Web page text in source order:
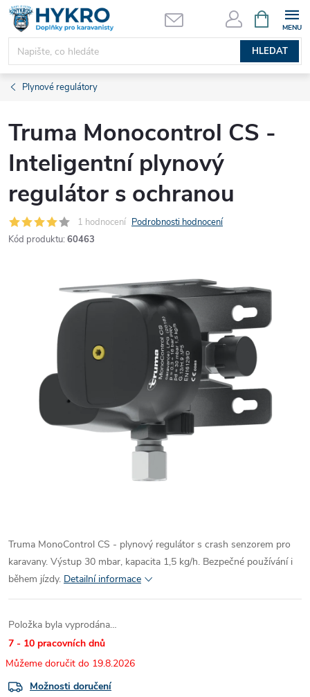
Přejít
obsah
HLEDAT
NÁKUPNÍ
KOŠÍK
Plynové regulátory
Truma Monocontrol CS -
Inteligentní plynový
regulátor s ochranou
1 hodnocení Podrobnosti hodnocení
Kód produktu: 60463
Truma MonoControl CS - plynový regulátor s crash senzorem pro
karavany. Výstup 30 mbar, kapacita 1,5 kg/h. Bezpečné používání i
během jízdy. Detailní informace
Položka byla vyprodána…
7 - 10 pracovních dnů
19.8.2026
Možnosti doručení